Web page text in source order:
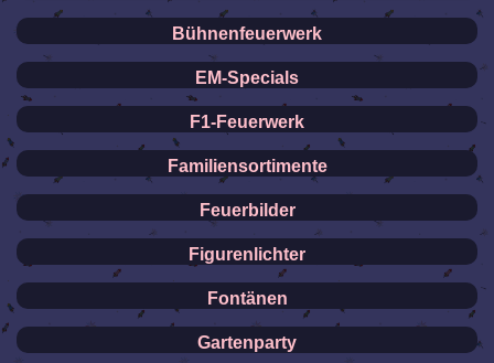
Bühnenfeuerwerk
EM-Specials
F1-Feuerwerk
Familiensortimente
Feuerbilder
Figurenlichter
Fontänen
Gartenparty